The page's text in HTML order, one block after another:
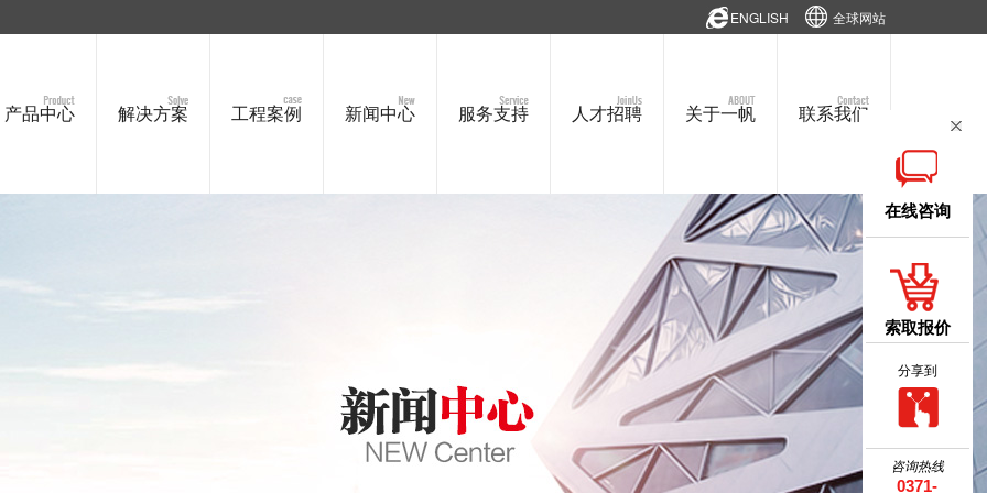
ENGLISH 全球网站
产品中心 解决方案 工程案例 新闻中心 服务支持 人才招聘 关于一帆 联系我们
在线咨询
索取报价
分享到
咨询热线
0371-